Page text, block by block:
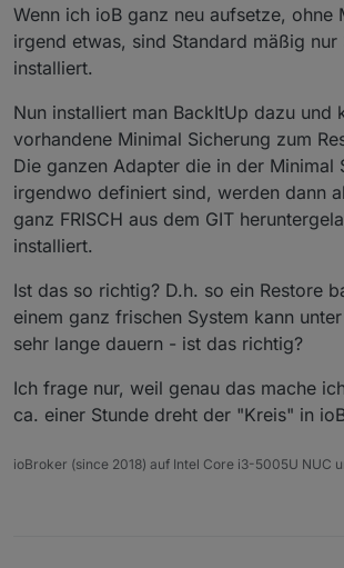
Wenn ich ioB ganz neu aufsetze, ohne
irgend etwas, sind Standard mäßig
installiert.
Nun installiert man BackItUp dazu und
vorhandene Minimal Sicherung zum
Die ganzen Adapter die in der Minimal
irgendwo definiert sind, werden dann
ganz FRISCH aus dem GIT
installiert.
Ist das so richtig? D.h. so ein Restore
einem ganz frischen System kann
sehr lange dauern - ist das richtig?
Ich frage nur, weil genau das mache
ca. einer Stunde dreht der "Kreis" in
ioBroker (since 2018) auf Intel Core i3-5005U NUC